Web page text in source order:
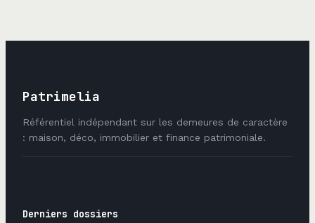
Patrimelia
Référentiel indépendant sur les demeures de caractère
: maison, déco, immobilier et finance patrimoniale.
Derniers dossiers